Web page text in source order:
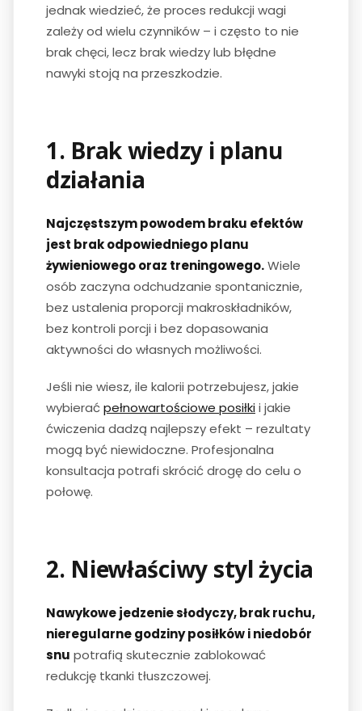
jednak wiedzieć, że proces redukcji wagi
zależy od wielu czynników – i często to nie
brak chęci, lecz brak wiedzy lub błędne
nawyki stoją na przeszkodzie.
1. Brak wiedzy i planu
działania
Najczęstszym powodem braku efektów
jest brak odpowiedniego planu
żywieniowego oraz treningowego.Wiele
osób zaczyna odchudzanie spontanicznie,
bez ustalenia proporcji makroskładników,
bez kontroli porcji i bez dopasowania
aktywności do własnych możliwości.
Jeśli nie wiesz, ile kalorii potrzebujesz, jakie
wybieraćpełnowartościowe posiłkii jakie
ćwiczenia dadzą najlepszy efekt – rezultaty
mogą być niewidoczne. Profesjonalna
konsultacja potrafi skrócić drogę do celu o
połowę.
2. Niewłaściwy styl życia
Nawykowe jedzenie słodyczy, brak ruchu,
nieregularne godziny posiłków i niedobór
snu potrafią skutecznie zablokować
redukcję tkanki tłuszczowej.